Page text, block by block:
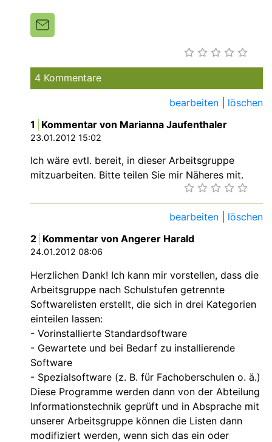
4 Kommentare
bearbeiten
löschen
1
Kommentar von Marianna Jaufenthaler
23.01.2012 15:02
Ich wäre evtl. bereit, in dieser Arbeitsgruppe
mitzuarbeiten. Bitte teilen Sie mir Näheres mit.
bearbeiten
löschen
2 Kommentar von Angerer Harald
24.01.2012 08:06
Herzlichen Dank! Ich kann mir vorstellen, dass die
Arbeitsgruppe nach Schulstufen getrennte
Softwarelisten erstellt, die sich in drei Kategorien
einteilen lassen:
- Vorinstallierte Standardsoftware
- Gewartete und bei Bedarf zu installierende
Software
- Spezialsoftware (z. B. für Fachoberschulen o. ä.)
Diese Programme werden dann von der Abteilung
Informationstechnik geprüft und in Absprache mit
unserer Arbeitsgruppe können die Listen dann
modifiziert werden, wenn sich das ein oder